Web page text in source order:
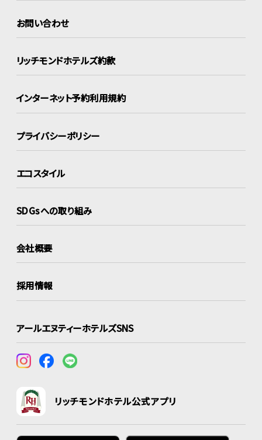
お問い合わせ
リッチモンドホテルズ約款
インターネット予約利用規約
プライバシーポリシー
エコスタイル
SDGsへの取り組み
会社概要
採用情報
アールエヌティーホテルズSNS
リッチモンドホテル公式アプリ